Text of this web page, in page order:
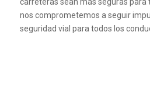
nos comprometemos a seguir
seguridad vial para todos los